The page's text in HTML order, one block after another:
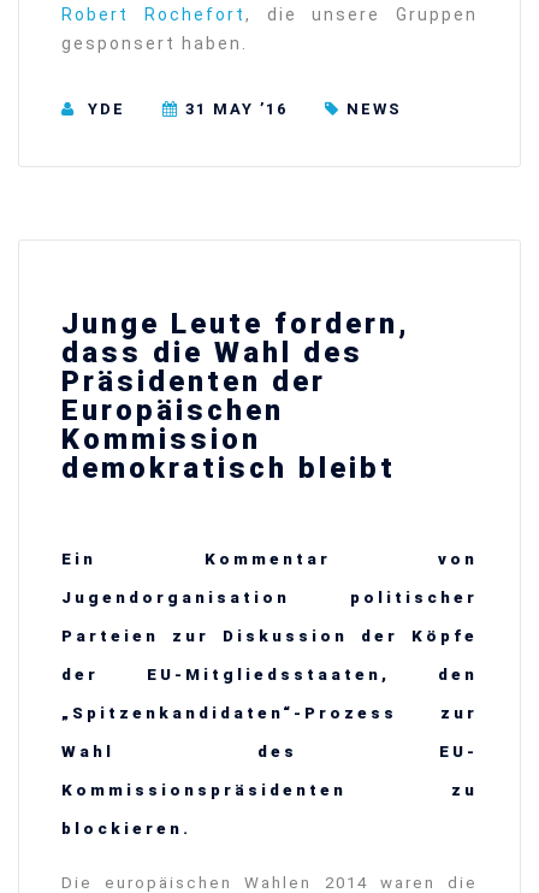
Robert Rochefort, die unsere Gruppen
gesponsert haben.
YDE 31 MAY ’16 NEWS
Junge Leute fordern,
dass die Wahl des
Präsidenten der
Europäischen
Kommission
demokratisch bleibt
Ein Kommentar von
Jugendorganisation politischer
Parteien zur Diskussion der Köpfe
der EU-Mitgliedsstaaten, den
„Spitzenkandidaten“-Prozess zur
Wahl des EU-
Kommissionspräsidenten zu
blockieren.
Die europäischen Wahlen 2014 waren die